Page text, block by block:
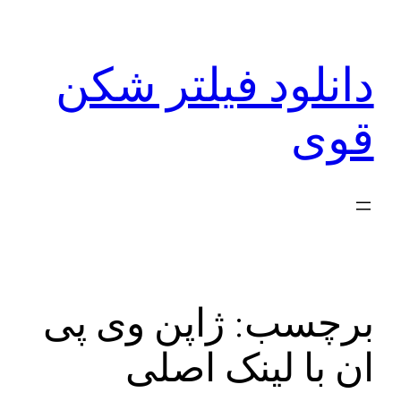
دانلود فیلتر شکن
قوی
برچسب: ژاپن وی پی
ان با لینک اصلی